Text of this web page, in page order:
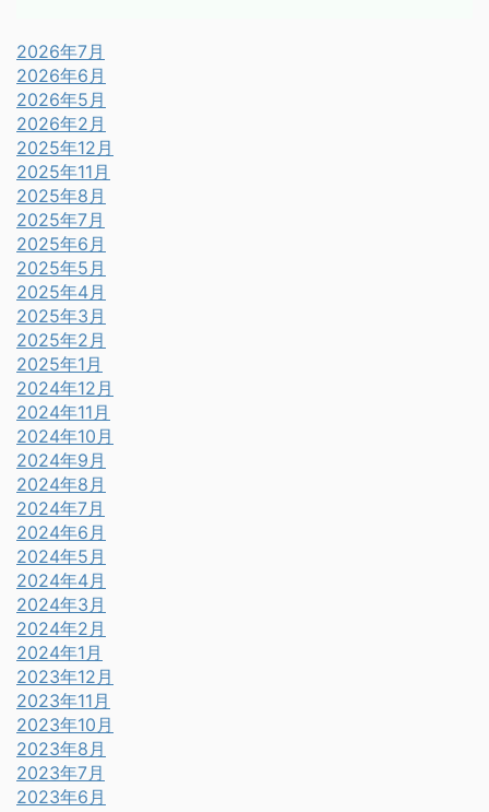
2026年7月
2026年6月
2026年5月
2026年2月
2025年12月
2025年11月
2025年8月
2025年7月
2025年6月
2025年5月
2025年4月
2025年3月
2025年2月
2025年1月
2024年12月
2024年11月
2024年10月
2024年9月
2024年8月
2024年7月
2024年6月
2024年5月
2024年4月
2024年3月
2024年2月
2024年1月
2023年12月
2023年11月
2023年10月
2023年8月
2023年7月
2023年6月